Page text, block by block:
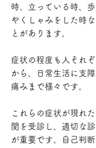
時、立っている時、
やくしゃみをした時
とがあります。
症状の程度も人それ
から、日常生活に支
痛みまで様々です。
これらの症状が現れ
関を受診し、適切な
が重要です。自己判